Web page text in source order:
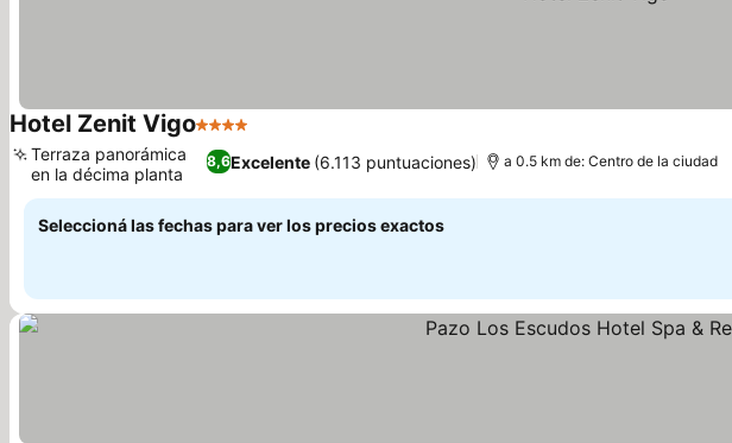
Hotel Zenit Vigo4 Estrellas
8,6Excelente (6.113 puntuaciones)
Terraza panorámica
en la décima planta
a 0.5 km de: Centro de la ciudad
Seleccioná las fechas para ver los precios exactos